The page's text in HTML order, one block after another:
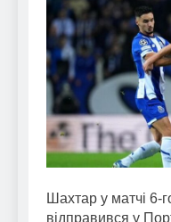
Шахтар у матчі 6-
відправився у